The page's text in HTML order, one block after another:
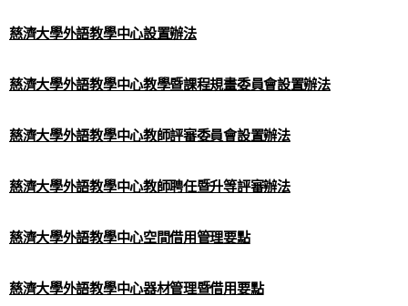
慈濟大學外語教學中心設置辦法
慈濟大學外語教學中心教學暨課程規畫委員會設置辦法
慈濟大學外語教學中心教師評審委員會設置辦法
慈濟大學外語教學中心教師聘任暨升等評審辦法
慈濟大學外語教學中心空間借用管理要點
慈濟大學外語教學中心器材管理暨借用要點